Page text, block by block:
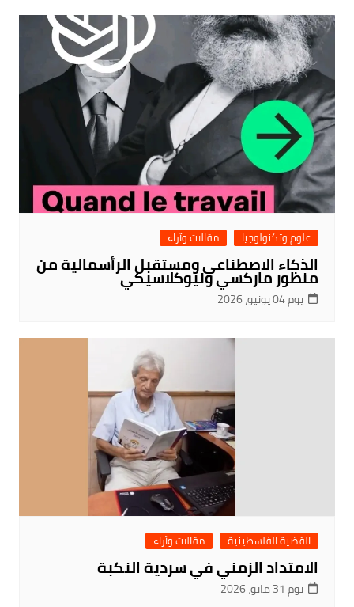
علوم وتكنولوجيا مقالات وآراء
الذكاء الاصطناعي ومستقبل الرأسمالية من
منظور ماركسي ونيوكلاسيكي
يوم 04 يونيو، 2026
القضية الفلسطينية مقالات وآراء
الامتداد الزمني في سردية النكبة
يوم 31 مايو، 2026